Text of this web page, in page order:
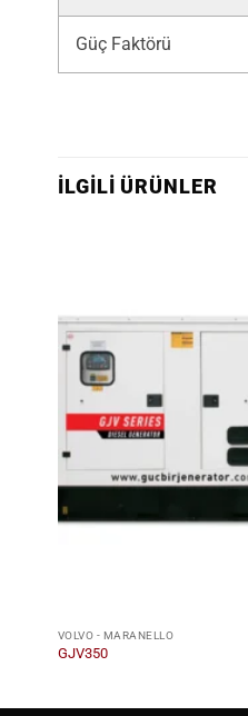
Güç Faktörü
İLGILI ÜRÜNLER
VOLVO - MARANELLO
GJV350